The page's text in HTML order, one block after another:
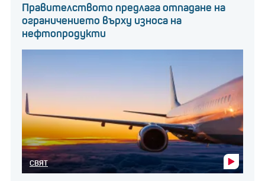
Правителството предлага отпадане на
ограничението върху износа на
нефтопродукти
СВЯТ